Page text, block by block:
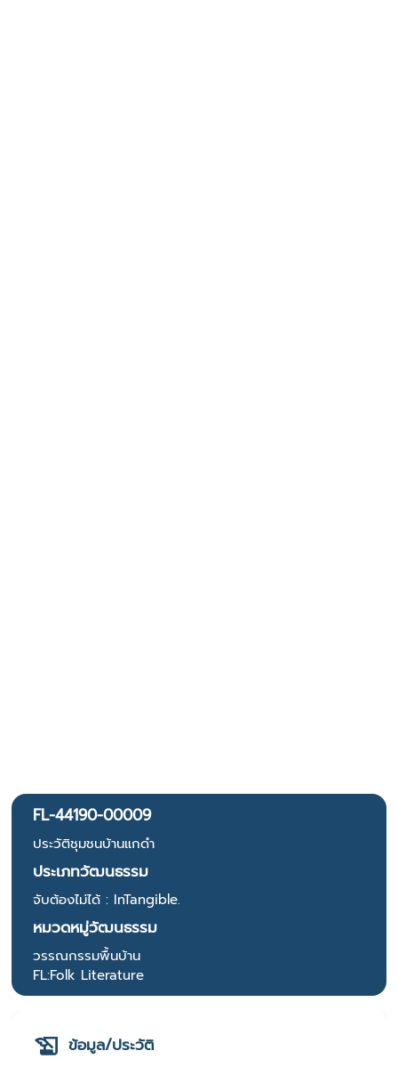
FL-44190-00009
ประวัติชุมชนบ้านแกดำ
ประเภทวัฒนธรรม
จับต้องไม่ได้ : InTangible.
หมวดหมู่วัฒนธรรม
วรรณกรรมพื้นบ้าน
FL:Folk Literature
ข้อมูล/ประวัติ